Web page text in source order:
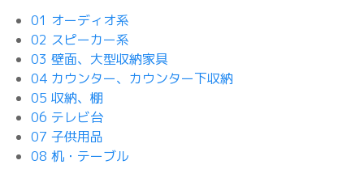
01 オーディオ系
02 スピーカー系
03 壁面、大型収納家具
04 カウンター、カウンター下収納
05 収納、棚
06 テレビ台
07 子供用品
08 机・テーブル